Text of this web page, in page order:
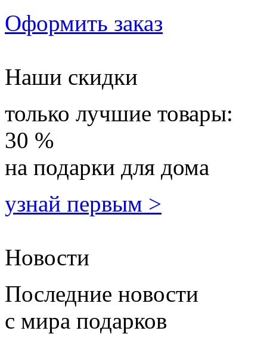
Оформить заказ
Наши скидки
только лучшие товары:
30 %
на подарки для дома
узнай первым >
Новости
Последние новости
с мира подарков